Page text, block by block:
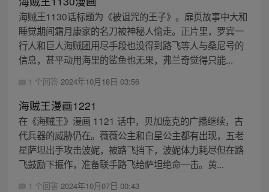
海贼王1130话标题为《被诅咒的王子》。扉页故事中大和
睡觉期间霜月康家的名刀被神秘人偷走。正片里，罗宾一
行人和巨人海贼团用尽手段也没得到路飞等人与桑尼号的
信息，甚平动用海里的鲨鱼也无果，弗兰奇觉得只能...
1 个回答 2024年10月18日 03:56
海贼王漫画1221
在《海贼王》漫画 1121 话中，贝加庞克的广播继续，古
代兵器的威胁仍在。薇薇公主和白星公主都有出现，五老
星萨坦出手攻击波妮，被路飞挡下，波妮体力耗尽但在路
飞鼓励下振作，准备联手路飞给萨坦绝命一击。黄...
1 个回答 2024年10月07日 00:43